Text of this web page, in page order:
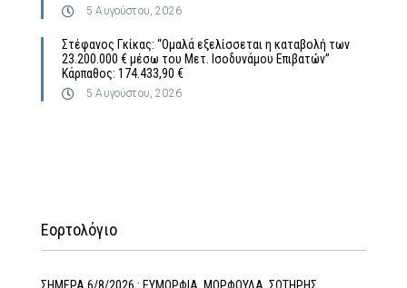
5 Αυγούστου, 2026
Στέφανος Γκίκας: “Ομαλά εξελίσσεται η καταβολή των
23.200.000 € μέσω του Μετ. Ισοδυνάμου Επιβατών”
Κάρπαθος: 174.433,90 €
5 Αυγούστου, 2026
Εορτολόγιο